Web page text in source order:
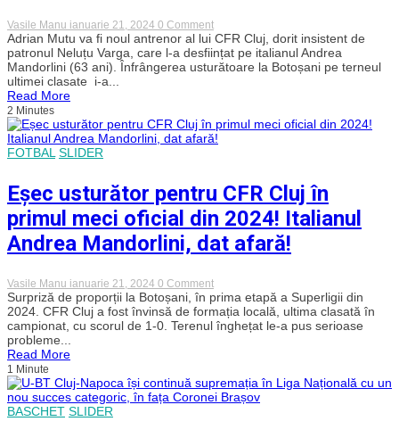
Vasile Manu ianuarie 21, 2024 0 Commenton
Adi
Mutu,
favoritul
principal
pe
CFR
Cluj.
desființat
Mandorlini
Adrian Mutu va fi noul antrenor al lui CFR Cluj, dorit insistent de
patronul Neluțu Varga, care l-a desființat pe italianul Andrea
Mandorlini (63 ani). Înfrângerea usturătoare la Botoșani pe terneul
ultimei clasate i-a...
Read More
2 Minutes
FOTBAL SLIDER
Eșec usturător pentru CFR Cluj în
primul meci oficial din 2024! Italianul
Andrea Mandorlini, dat afară!
Vasile Manu ianuarie 21, 2024 0 Commenton
Eșec
usturător
pentru
CFR
meci
oficial
din
Surpriză de proporții la Botoșani, în prima etapă a Superligii din
2024. CFR Cluj a fost învinsă de formația locală, ultima clasată în
campionat, cu scorul de 1-0. Terenul înghețat le-a pus serioase
probleme...
Read More
1 Minute
BASCHET SLIDER